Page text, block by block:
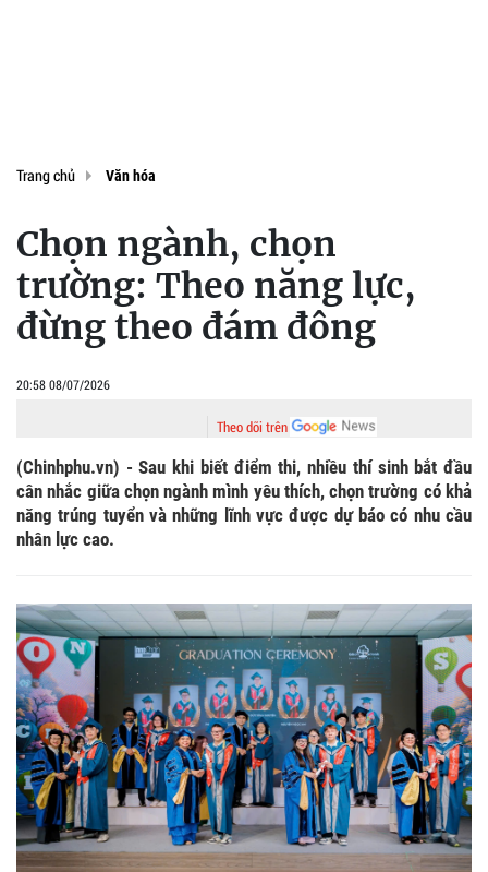
Trang chủ Văn hóa
Chọn ngành, chọn
trường: Theo năng lực,
đừng theo đám đông
20:58 08/07/2026
Theo dõi trên
(Chinhphu.vn) - Sau khi biết điểm thi, nhiều thí sinh bắt đầu
cân nhắc giữa chọn ngành mình yêu thích, chọn trường có khả
năng trúng tuyển và những lĩnh vực được dự báo có nhu cầu
nhân lực cao.